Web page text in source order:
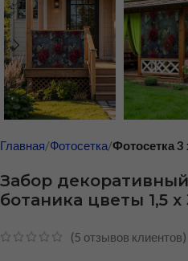
Главная Фотосетка Фотосетка 3
Забор
ботаника цветы 1,5 х
(5 отзывов клиентов)